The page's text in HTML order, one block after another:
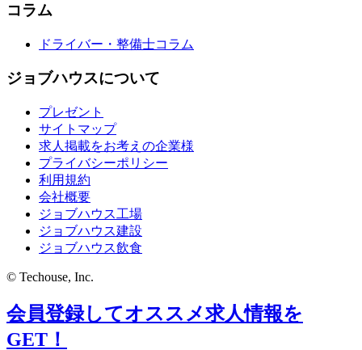
コラム
ドライバー・整備士コラム
ジョブハウスについて
プレゼント
サイトマップ
求人掲載をお考えの企業様
プライバシーポリシー
利用規約
会社概要
ジョブハウス工場
ジョブハウス建設
ジョブハウス飲食
© Techouse, Inc.
会員登録してオススメ求人情報を
GET！